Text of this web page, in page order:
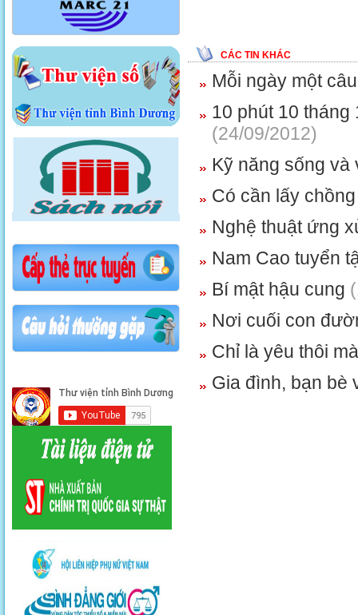
CÁC TIN KHÁC
Mỗi ngày một
10 phút 10
(24/09/2012)
Kỹ năng sống và
Có cần lấy
Nghệ thuật ứng
Nam Cao tuyển
Bí mật hậu cung
Nơi cuối con
Chỉ là yêu thôi mà
Gia đình, bạn bè